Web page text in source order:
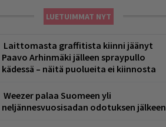
LUETUIMMAT NYT
Laittomasta graffitista kiinni jäänyt
Paavo Arhinmäki jälleen spraypullo
kädessä – näitä puolueita ei kiinnosta
Weezer palaa Suomeen yli
neljännesvuosisadan odotuksen jälkeen